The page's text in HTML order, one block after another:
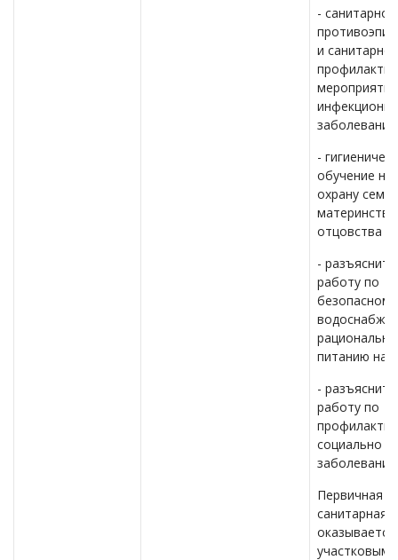
- санитарно-
и санитарно-
заболеваний;
-
обучение
охрану
отцовства и
-
работу по
безопасному
питанию
-
работу по
социально
заболеваний.
Первичная
санитарная
оказывается
участковыми